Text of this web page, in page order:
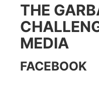
THE
MEDIA
FACEBOOK